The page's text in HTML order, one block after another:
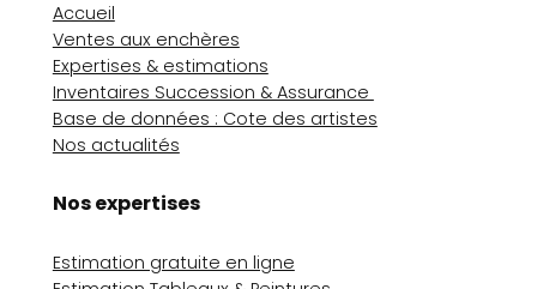
Accueil
Ventes aux enchères
Expertises & estimations
Inventaires Succession & Assurance
Base de données : Cote des artistes
Nos actualités
Nos expertises
Estimation gratuite en ligne